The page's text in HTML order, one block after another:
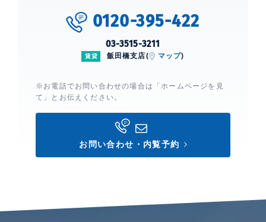
0120-395-422
03-3515-3211
賃貸 飯田橋支店( マップ)
※お電話でお問い合わせの場合は「ホームページを見
て」とお伝えください。
お問い合わせ・内覧予約